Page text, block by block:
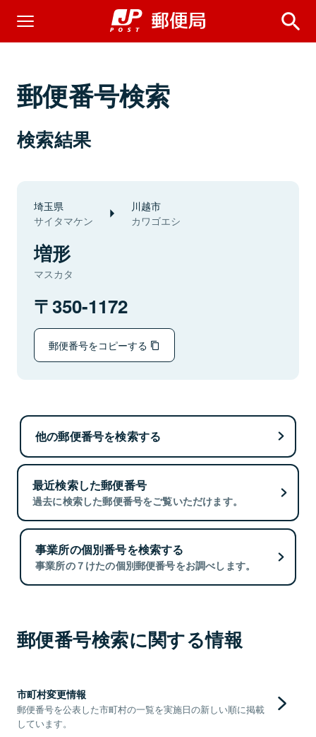
郵便番号検索
検索結果
埼玉県
サイタマケン
川越市
カワゴエシ
増形
マスカタ
350-1172
郵便番号をコピーする
他の郵便番号を検索する
最近検索した郵便番号
過去に検索した郵便番号をご覧いただけます。
事業所の個別番号を検索する
事業所の７けたの個別郵便番号をお調べします。
郵便番号検索に関する情報
市町村変更情報
郵便番号を公表した市町村の一覧を実施日の新しい順に掲載
しています。